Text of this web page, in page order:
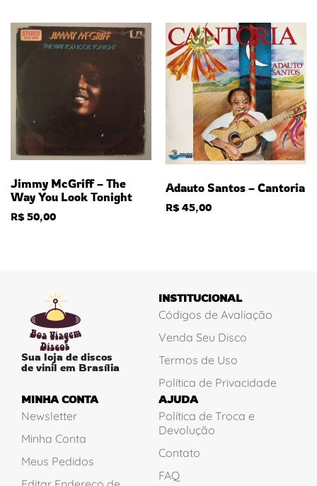
Jimmy McGriff – The
Way You Look Tonight
R$50,00
Adauto Santos – Cantoria
R$45,00
Sua loja de discos
de vinil em Brasília
INSTITUCIONAL
Códigos de Avaliação
Venda Seu Disco
Termos de Uso
Política de Privacidade
MINHA CONTA
Newsletter
Minha Conta
Meus Pedidos
AJUDA
Política de Troca e
Devolução
Contato
FAQ